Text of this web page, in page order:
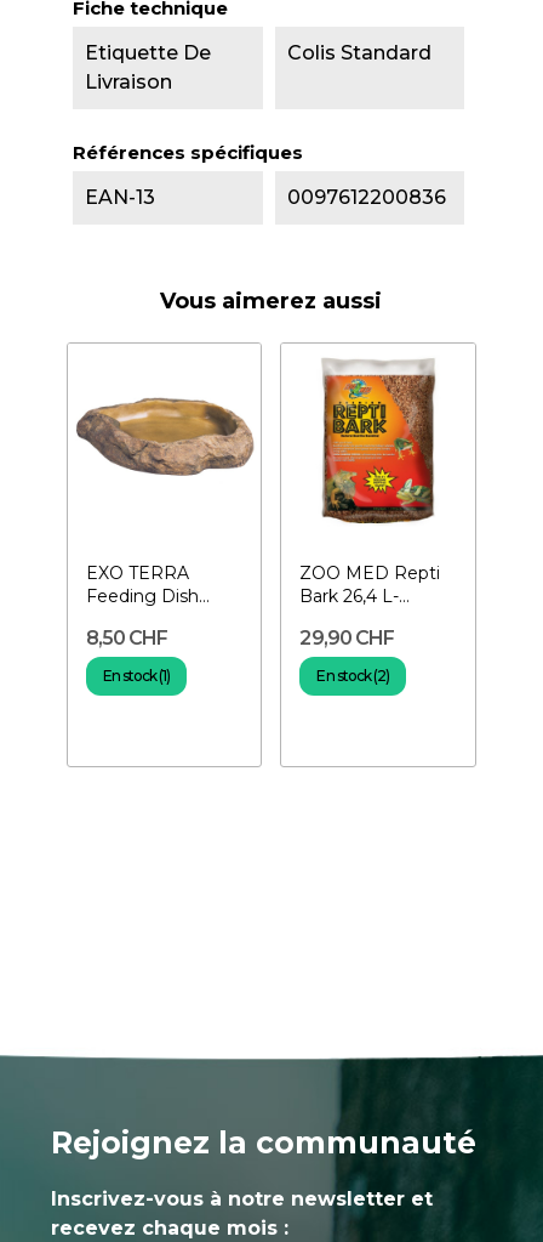
Fiche technique
Etiquette De
Livraison
Colis Standard
Références spécifiques
EAN-13
0097612200836
Vous aimerez aussi
EXO TERRA
Feeding Dish
nourriture pour...
8,50 CHF
En stock (1)
ZOO MED Repti
Bark 26,4 L-
terrarium
29,90 CHF
En stock (2)
Rejoignez la communauté
Inscrivez-vous à notre newsletter et
recevez chaque mois :